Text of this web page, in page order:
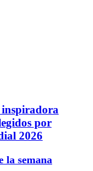
por
2026
la semana